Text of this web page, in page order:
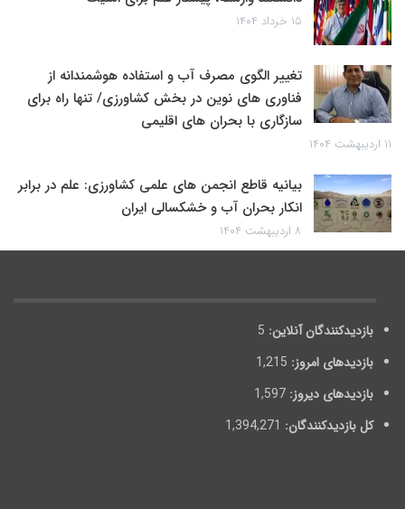
۱۵ خرداد ۱۴۰۴
تغییر الگوی مصرف آب و استفاده هوشمندانه از
فناوری های نوین در بخش کشاورزی/ تنها راه برای
سازگاری با بحران های اقلیمی
۱۱ اردیبهشت ۱۴۰۴
بیانیه قاطع انجمن های علمی کشاورزی: علم در برابر
انکار بحران آب و خشکسالی ایران
۸ اردیبهشت ۱۴۰۴
بازدیدکنندگان آنلاین: 5
بازدیدهای امروز: 1,215
بازدیدهای دیروز: 1,597
کل بازدیدکنند‌گان: 1,394,271